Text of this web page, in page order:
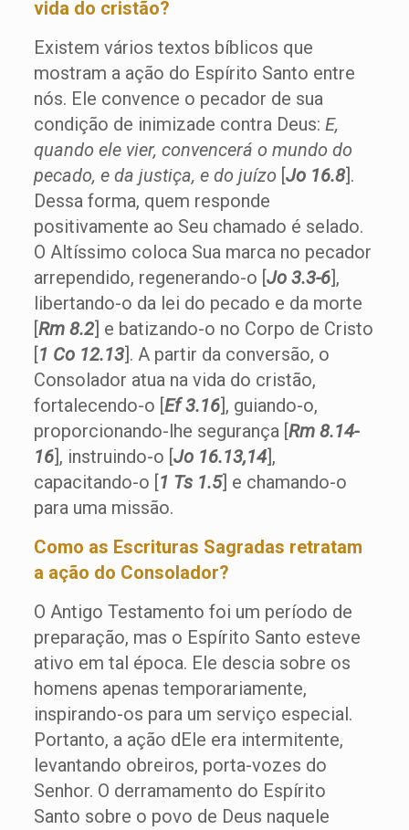
vida do cristão?
Existem vários textos bíblicos que
mostram a ação do Espírito Santo entre
nós. Ele convence o pecador de sua
condição de inimizade contra Deus: E,
quando ele vier, convencerá o mundo do
pecado, e da justiça, e do juízo [Jo 16.8].
Dessa forma, quem responde
positivamente ao Seu chamado é selado.
O Altíssimo coloca Sua marca no pecador
arrependido, regenerando-o [Jo 3.3-6],
libertando-o da lei do pecado e da morte
[Rm 8.2] e batizando-o no Corpo de Cristo
[1 Co 12.13]. A partir da conversão, o
Consolador atua na vida do cristão,
fortalecendo-o [Ef 3.16], guiando-o,
proporcionando-lhe segurança [Rm 8.14-
16], instruindo-o [Jo 16.13,14],
capacitando-o [1 Ts 1.5] e chamando-o
para uma missão.
Como as Escrituras Sagradas retratam
a ação do Consolador?
O Antigo Testamento foi um período de
preparação, mas o Espírito Santo esteve
ativo em tal época. Ele descia sobre os
homens apenas temporariamente,
inspirando-os para um serviço especial.
Portanto, a ação dEle era intermitente,
levantando obreiros, porta-vozes do
Senhor. O derramamento do Espírito
Santo sobre o povo de Deus naquele